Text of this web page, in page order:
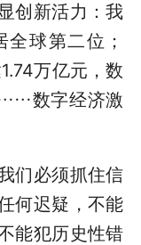
创新活力：我
球第二位；
万亿元，数
数字经济激
们必须抓住信
何迟疑，不能
能犯历史性错